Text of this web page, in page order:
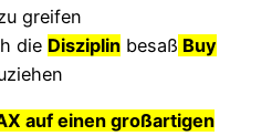
greifen
die Disziplin besaß Buy
auf einen großartigen